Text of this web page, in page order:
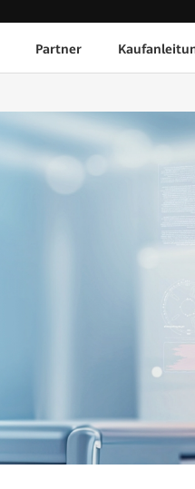
Partner